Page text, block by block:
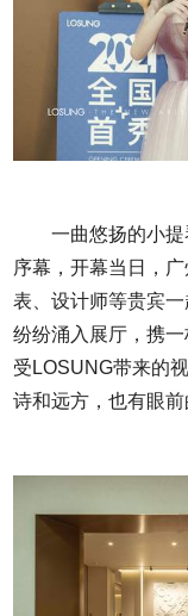
一曲悠扬的小
序幕，开幕当日，
表、设计师等贵宾
纷纷涌入展厅，携
受LOSUNG带来的
诗和远方，也有眼前